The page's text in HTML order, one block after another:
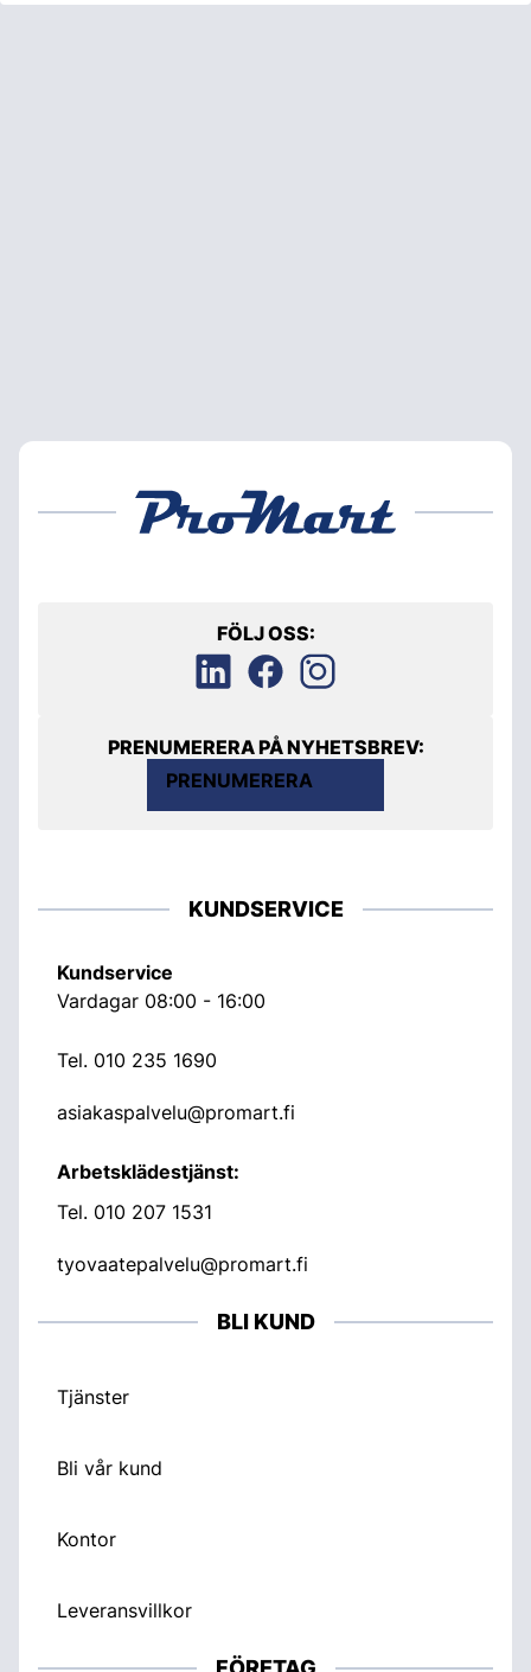
FÖLJ OSS:
PRENUMERERA PÅ NYHETSBREV:
PRENUMERERA
KUNDSERVICE
Kundservice
Vardagar 08:00 - 16:00
Tel. 010 235 1690
asiakaspalvelu@promart.fi
Arbetsklädestjänst:
Tel. 010 207 1531
tyovaatepalvelu@promart.fi
BLI KUND
Tjänster
Bli vår kund
Kontor
Leveransvillkor